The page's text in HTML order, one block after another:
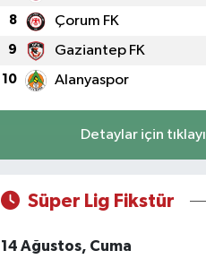
8 Çorum FK
9 Gaziantep FK
10 Alanyaspor
Detaylar için
Süper Lig Fikstür
14 Ağustos, Cuma